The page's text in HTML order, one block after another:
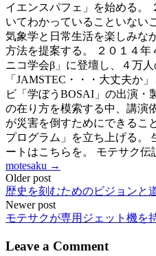
イエンスパフェ」を始める。
いてわかっていることいない
気象学と日常生活を楽しみな
方法を提案する。 ２０１４年
ニコ学会β」に登壇し、４万
「JAMSTEC・・・大丈夫か
ビ「学ぼうBOSAI」の出演・
の在り方を模索する中、講演
が災害を倒すためにできるこ
プログラム」を立ち上げる。
ートはこちらを。 モテサク伝
motesaku →
Post
navigation
Older post
歴史を刻むためのビジョンと
Newer post
モテサクが専用ジェット機を
Leave a Comment